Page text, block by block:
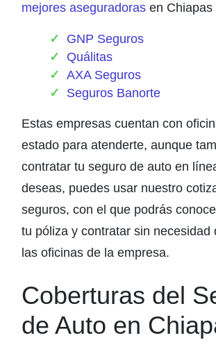
mejores aseguradoras en Chiapas
GNP Seguros
Quálitas
AXA Seguros
Seguros Banorte
Estas empresas cuentan con
estado para atenderte, aunque
contratar tu seguro de auto en
deseas, puedes usar nuestro
seguros, con el que podrás
tu póliza y contratar sin necesidad
las oficinas de la empresa.
Coberturas del
de Auto en